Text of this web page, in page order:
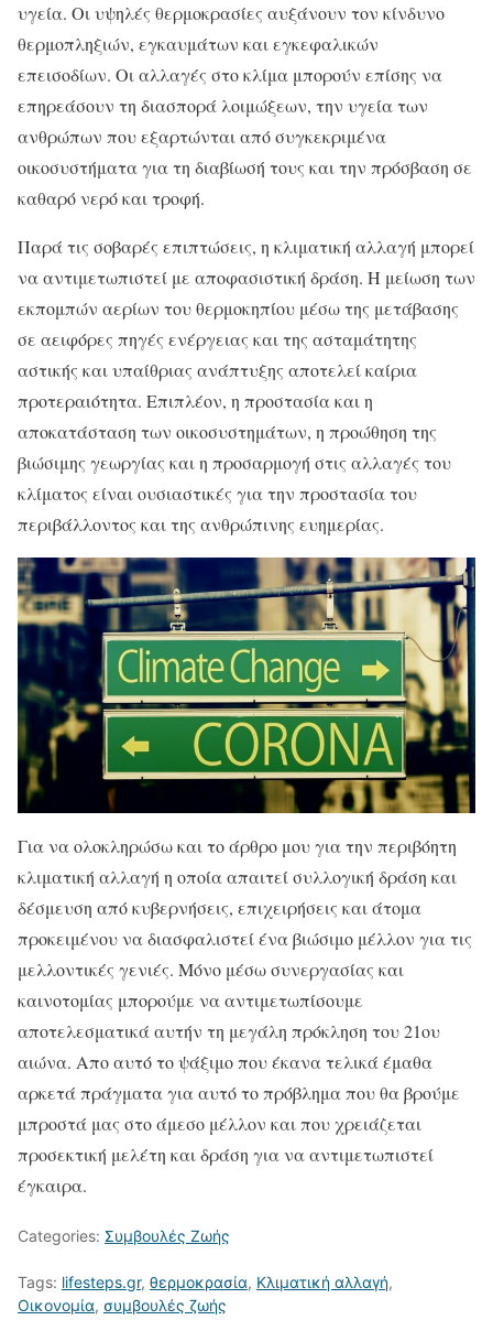
υγεία. Οι υψηλές θερμοκρασίες αυξάνουν τον κίνδυνο
θερμοπληξιών, εγκαυμάτων και εγκεφαλικών
επεισοδίων. Οι αλλαγές στο κλίμα μπορούν επίσης να
επηρεάσουν τη διασπορά λοιμώξεων, την υγεία των
ανθρώπων που εξαρτώνται από συγκεκριμένα
οικοσυστήματα για τη διαβίωσή τους και την πρόσβαση σε
καθαρό νερό και τροφή.
Παρά τις σοβαρές επιπτώσεις, η κλιματική αλλαγή μπορεί
να αντιμετωπιστεί με αποφασιστική δράση. Η μείωση των
εκπομπών αερίων του θερμοκηπίου μέσω της μετάβασης
σε αειφόρες πηγές ενέργειας και της ασταμάτητης
αστικής και υπαίθριας ανάπτυξης αποτελεί καίρια
προτεραιότητα. Επιπλέον, η προστασία και η
αποκατάσταση των οικοσυστημάτων, η προώθηση της
βιώσιμης γεωργίας και η προσαρμογή στις αλλαγές του
κλίματος είναι ουσιαστικές για την προστασία του
περιβάλλοντος και της ανθρώπινης ευημερίας.
Για να ολοκληρώσω και το άρθρο μου για την περιβόητη
κλιματική αλλαγή η οποία απαιτεί συλλογική δράση και
δέσμευση από κυβερνήσεις, επιχειρήσεις και άτομα
προκειμένου να διασφαλιστεί ένα βιώσιμο μέλλον για τις
μελλοντικές γενιές. Μόνο μέσω συνεργασίας και
καινοτομίας μπορούμε να αντιμετωπίσουμε
αποτελεσματικά αυτήν τη μεγάλη πρόκληση του 21ου
αιώνα. Απο αυτό το ψάξιμο που έκανα τελικά έμαθα
αρκετά πράγματα για αυτό το πρόβλημα που θα βρούμε
μπροστά μας στο άμεσο μέλλον και που χρειάζεται
προσεκτική μελέτη και δράση για να αντιμετωπιστεί
έγκαιρα.
Categories: Συμβουλές Ζωής
Tags: lifesteps.gr, θερμοκρασία, Κλιματική αλλαγή,
Οικονομία, συμβουλές ζωής